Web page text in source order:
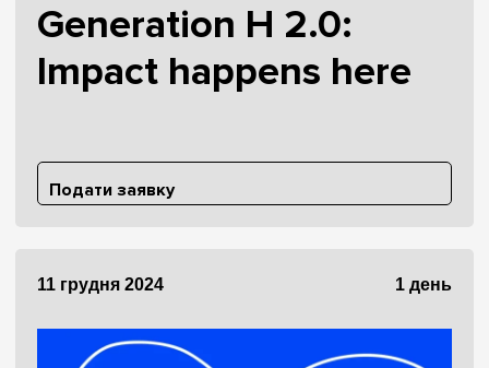
Generation H 2.0:
Impact happens here
Подати заявку
11 грудня 2024 1 день